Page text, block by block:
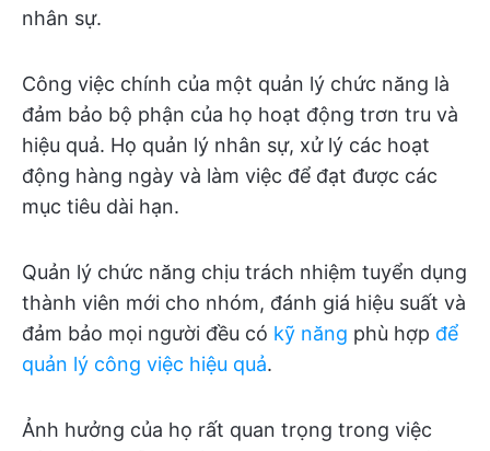
nhân sự.
Công việc chính của một quản lý chức năng là
đảm bảo bộ phận của họ hoạt động trơn tru và
hiệu quả. Họ quản lý nhân sự, xử lý các hoạt
động hàng ngày và làm việc để đạt được các
mục tiêu dài hạn.
Quản lý chức năng chịu trách nhiệm tuyển dụng
thành viên mới cho nhóm, đánh giá hiệu suất và
đảm bảo mọi người đều có kỹ năng phù hợp để
quản lý công việc hiệu quả.
Ảnh hưởng của họ rất quan trọng trong việc